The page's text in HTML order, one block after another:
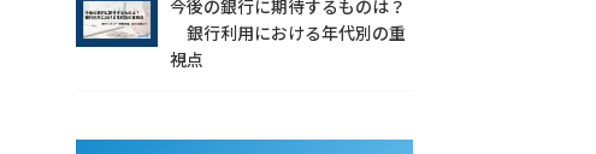
今後の銀行に期待するものは？
銀行利用における年代別の重
視点